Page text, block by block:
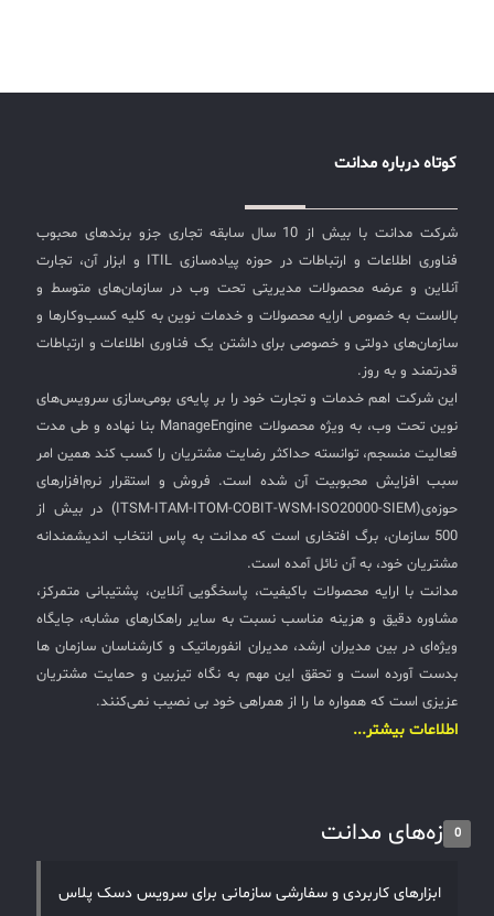
کوتاه درباره مدانت
شرکت مدانت با بیش از 10 سال سابقه تجاری جزو برندهای محبوب
فناوری اطلاعات و ارتباطات در حوزه پیاده‌سازی ITIL و ابزار آن، تجارت
آنلاین و عرضه محصولات مدیریتی تحت وب در سازمان‌های متوسط و
بالاست به خصوص ارایه محصولات و خدمات نوین به کلیه کسب‌وکارها و
سازمان‌های دولتی و خصوصی برای داشتن یک فناوری اطلاعات و ارتباطات
قدرتمند و به روز.
این شرکت اهم خدمات و تجارت خود را بر پایه‌ی بومی‌سازی سرویس‌های
نوین تحت وب، به ویژه محصولات ManageEngine بنا نهاده و طی مدت
فعالیت منسجم، توانسته حداکثر رضایت مشتریان را کسب کند همین امر
سبب افزایش محبوبیت آن شده است. فروش و استقرار نرم‌افزارهای
حوزه‌ی(ITSM-ITAM-ITOM-COBIT-WSM-ISO20000-SIEM) در بیش از
500 سازمان، برگ افتخاری است که مدانت به پاس انتخاب اندیشمندانه
مشتریان خود، به آن نائل آمده است.
مدانت با ارایه محصولات باکیفیت، پاسخگویی آنلاین، پشتیبانی متمرکز،
مشاوره دقیق و هزینه مناسب نسبت به سایر راهکارهای مشابه، جایگاه
ویژه‌ای در بین مدیران ارشد، مدیران انفورماتیک و کارشناسان سازمان ها
بدست آورده است و تحقق این مهم به نگاه تیزبین و حمایت مشتریان
عزیزی است که همواره ما را از همراهی خود بی نصیب نمی‌کنند.
اطلاعات بیشتر...
تازه‌های مدانت0
ابزارهای کاربردی و سفارشی سازمانی برای سرویس دسک پلاس